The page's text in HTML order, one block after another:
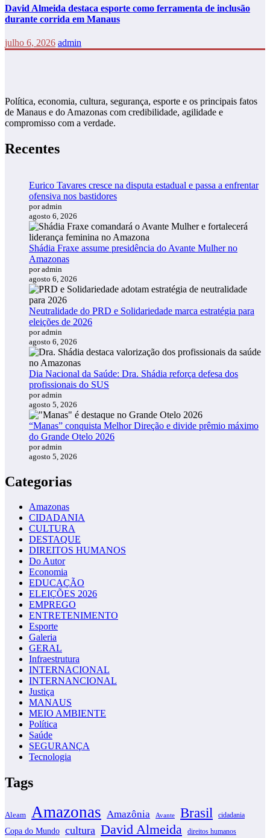
David Almeida destaca esporte como ferramenta de inclusão
durante corrida em Manaus
julho 6, 2026 admin
Política, economia, cultura, segurança, esporte e os principais fatos
de Manaus e do Amazonas com credibilidade, agilidade e
compromisso com a verdade.
Recentes
Eurico Tavares cresce na disputa estadual e passa a enfrentar
ofensiva nos bastidores
por admin
agosto 6, 2026
Shádia Fraxe assume presidência do Avante Mulher no
Amazonas
por admin
agosto 6, 2026
Neutralidade do PRD e Solidariedade marca estratégia para
eleições de 2026
por admin
agosto 6, 2026
Dia Nacional da Saúde: Dra. Shádia reforça defesa dos
profissionais do SUS
por admin
agosto 5, 2026
“Manas” conquista Melhor Direção e divide prêmio máximo
do Grande Otelo 2026
por admin
agosto 5, 2026
Categorias
Amazonas
CIDADANIA
CULTURA
DESTAQUE
DIREITOS HUMANOS
Do Autor
Economia
EDUCAÇÃO
ELEIÇÕES 2026
EMPREGO
ENTRETENIMENTO
Esporte
Galeria
GERAL
Infraestrutura
INTERNACIONAL
INTERNANCIONAL
Justiça
MANAUS
MEIO AMBIENTE
Política
Saúde
SEGURANÇA
Tecnologia
Tags
Aleam Amazonas Amazônia Avante Brasil cidadania
Copa do Mundo cultura David Almeida direitos humanos